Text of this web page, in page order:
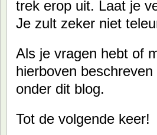
trek erop uit. Laat je
Je zult zeker niet
Als je vragen hebt of
hierboven
onder dit blog.
Tot de volgende keer!